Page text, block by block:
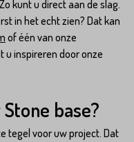
kunt u direct aan de slag.
in het echt zien? Dat kan
of één van onze
u inspireren door onze
base?
tegel voor uw project. Dat